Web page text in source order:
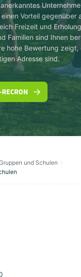
Vorteil gegenüber
Freizeit und
Familien sind Ihnen
hohe Bewertung zeigt,
Adresse sind.
und Schulen